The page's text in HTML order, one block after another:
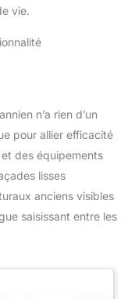
vie.
n’a rien d’un
pour allier efficacité
des équipements
lisses
anciens visibles
saisissant entre les